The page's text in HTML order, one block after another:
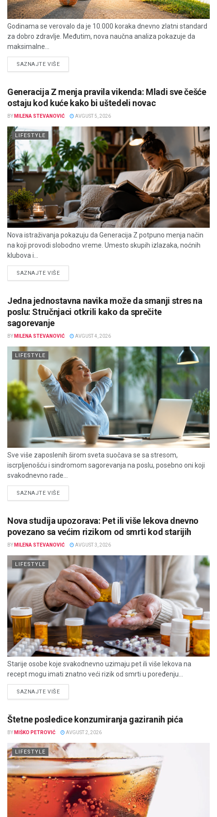
Godinama se verovalo da je 10.000 koraka dnevno zlatni standard
za dobro zdravlje. Međutim, nova naučna analiza pokazuje da
maksimalne...
SAZNAJTE VIŠEDETAILS
Generacija Z menja pravila vikenda: Mladi sve češće
ostaju kod kuće kako bi uštedeli novac
BY MILENA STEVANOVIĆ AVGUST 5, 2026
LIFESTYLE
Nova istraživanja pokazuju da Generacija Z potpuno menja način
na koji provodi slobodno vreme. Umesto skupih izlazaka, noćnih
klubova i...
SAZNAJTE VIŠEDETAILS
Jedna jednostavna navika može da smanji stres na
poslu: Stručnjaci otkrili kako da sprečite
sagorevanje
BY MILENA STEVANOVIĆ AVGUST 4, 2026
LIFESTYLE
Sve više zaposlenih širom sveta suočava se sa stresom,
iscrpljenošću i sindromom sagorevanja na poslu, posebno oni koji
svakodnevno rade...
SAZNAJTE VIŠEDETAILS
Nova studija upozorava: Pet ili više lekova dnevno
povezano sa većim rizikom od smrti kod starijih
BY MILENA STEVANOVIĆ AVGUST 3, 2026
LIFESTYLE
Starije osobe koje svakodnevno uzimaju pet ili više lekova na
recept mogu imati znatno veći rizik od smrti u poređenju...
SAZNAJTE VIŠEDETAILS
Štetne posledice konzumiranja gaziranih pića
BY MIŠKO PETROVIĆ AVGUST 2, 2026
LIFESTYLE